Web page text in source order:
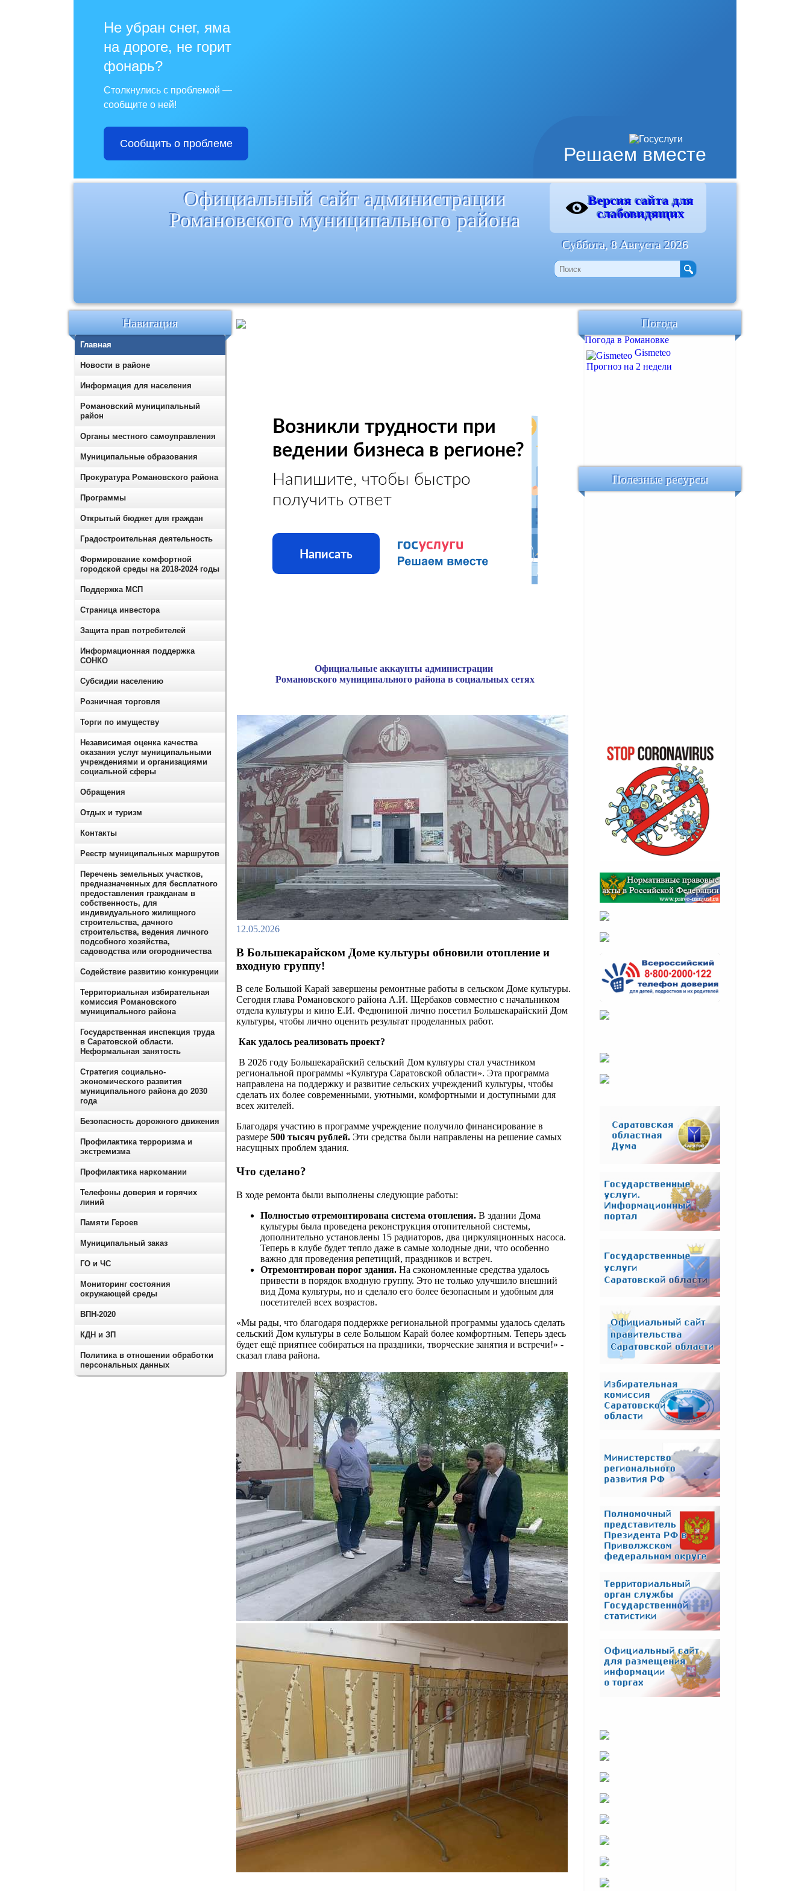
Решаем вместе
Не убран снег, яма
на дороге, не горит
фонарь?
Столкнулись с проблемой —
сообщите о ней!
Сообщить о проблеме
Официальный сайт администрации
Романовского муниципального района
Версия сайта для
слабовидящих
Суббота, 8 Августа 2026
Возникли трудности при
ведении бизнеса в регионе?
Напишите, чтобы быстро
получить ответ
Написать
Официальные аккаунты администрации
Романовского муниципального района в социальных сетях
12.05.2026
В Большекарайском Доме культуры обновили отопление и
входную группу!
В селе Большой Карай завершены ремонтные работы в сельском Доме культуры.
Сегодня глава Романовского района А.И. Щербаков совместно с начальником
отдела культуры и кино Е.И. Федюниной лично посетил Большекарайский Дом
культуры, чтобы лично оценить результат проделанных работ.
Как удалось реализовать проект?
В 2026 году Большекарайский сельский Дом культуры стал участником
региональной программы «Культура Саратовской области». Эта программа
направлена на поддержку и развитие сельских учреждений культуры, чтобы
сделать их более современными, уютными, комфортными и доступными для
всех жителей.
Благодаря участию в программе учреждение получило финансирование в
размере 500 тысяч рублей. Эти средства были направлены на решение самых
насущных проблем здания.
Что сделано?
В ходе ремонта были выполнены следующие работы:
Полностью отремонтирована система отопления. В здании Дома
культуры была проведена реконструкция отопительной системы,
дополнительно установлены 15 радиаторов, два циркуляционных насоса.
Теперь в клубе будет тепло даже в самые холодные дни, что особенно
важно для проведения репетиций, праздников и встреч.
Отремонтирован порог здания. На сэкономленные средства удалось
привести в порядок входную группу. Это не только улучшило внешний
вид Дома культуры, но и сделало его более безопасным и удобным для
посетителей всех возрастов.
«Мы рады, что благодаря поддержке региональной программы удалось сделать
сельский Дом культуры в селе Большом Карай более комфортным. Теперь здесь
будет ещё приятнее собираться на праздники, творческие занятия и встречи!» -
сказал глава района.
Навигация
Главная
Новости в районе
Информация для населения
Романовский муниципальный
район
Органы местного самоуправления
Муниципальные образования
Прокуратура Романовского района
Программы
Открытый бюджет для граждан
Градостроительная деятельность
Формирование комфортной
городской среды на 2018-2024 годы
Поддержка МСП
Страница инвестора
Защита прав потребителей
Информационная поддержка
СОНКО
Субсидии населению
Розничная торговля
Торги по имуществу
Независимая оценка качества
оказания услуг муниципальными
учреждениями и организациями
социальной сферы
Обращения
Отдых и туризм
Контакты
Реестр муниципальных маршрутов
Перечень земельных участков,
предназначенных для бесплатного
предоставления гражданам в
собственность, для
индивидуального жилищного
строительства, дачного
строительства, ведения личного
подсобного хозяйства,
садоводства или огородничества
Содействие развитию конкуренции
Территориальная избирательная
комиссия Романовского
муниципального района
Государственная инспекция труда
в Саратовской области.
Неформальная занятость
Стратегия социально-
экономического развития
муниципального района до 2030
года
Безопасность дорожного движения
Профилактика терроризма и
экстремизма
Профилактика наркомании
Телефоны доверия и горячих
линий
Памяти Героев
Муниципальный заказ
ГО и ЧС
Мониторинг состояния
окружающей среды
ВПН-2020
КДН и ЗП
Политика в отношении обработки
персональных данных
Погода
Погода в Романовке
Gismeteo
Прогноз на 2 недели
Полезные ресурсы